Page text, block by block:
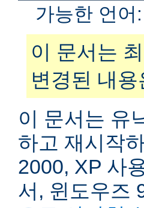
가능한 언어:
이 문서는
변경된 내
이 문서는 유
하고 재시작
2000, XP 사
서, 윈도우즈